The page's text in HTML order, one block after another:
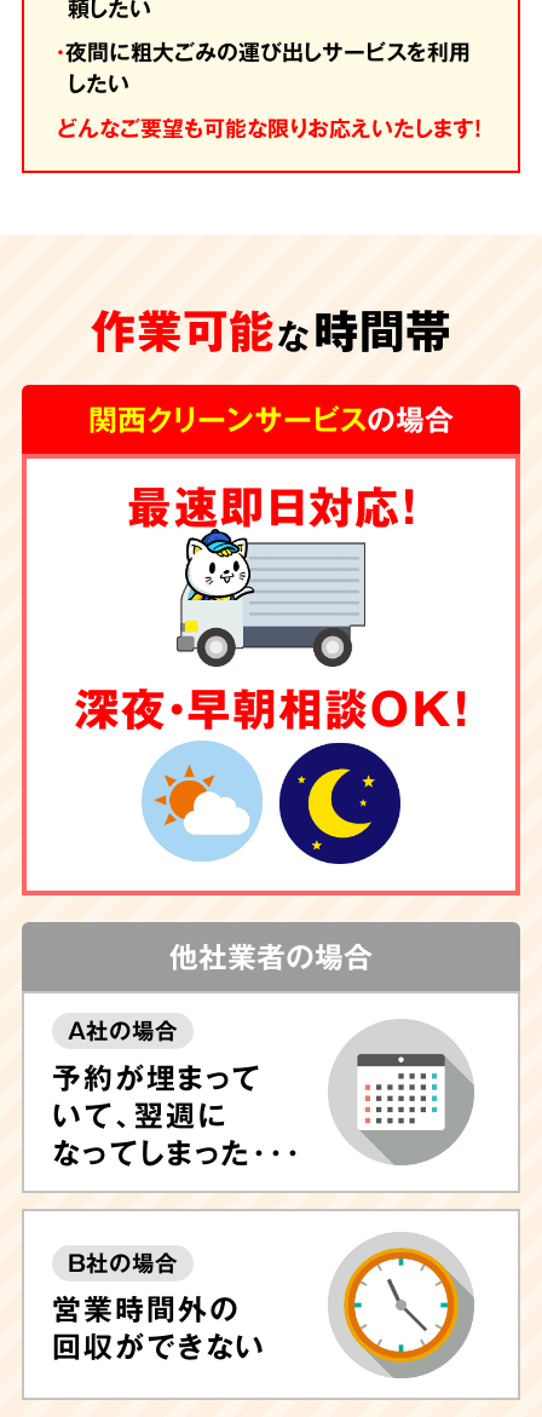
頼したい
・夜間に粗大ごみの運び出しサービスを利用
したい
どんなご要望も可能な限りお応えいたします！
作業可能な時間帯
関西クリーンサービスの場合
最速即日対応！
深夜・早朝相談OK！
他社業者の場合
A社の場合
予約が埋まって
いて、翌週に
なってしまった･･･
B社の場合
営業時間外の
回収ができない